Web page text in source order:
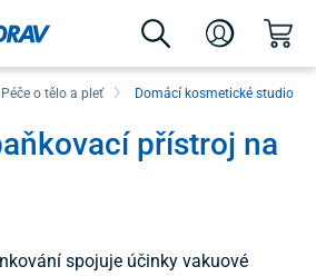
Péče o tělo a pleť Domácí kosmetické studio
přístroj na
spojuje účinky vakuové